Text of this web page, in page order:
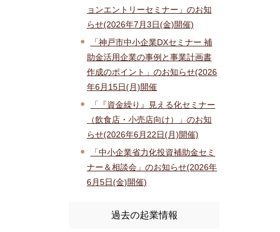
ョンエントリーセミナー」のお知
らせ(2026年7月3日(金)開催)
「神戸市中小企業DXセミナー 補
助金活用企業の事例と事業計画書
作成のポイント」のお知らせ(2026
年6月15日(月)開催
「『資金繰り』見える化セミナー
（飲食店・小売店向け）」のお知
らせ(2026年6月22日(月)開催)
「中小企業省力化投資補助金セミ
ナー＆相談会」のお知らせ(2026年
6月5日(金)開催)
過去の起業情報